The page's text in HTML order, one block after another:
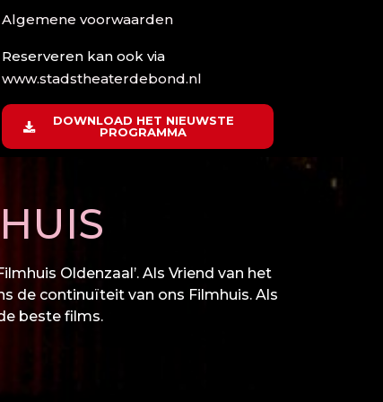
Oldenzaal’. Als Vriend van het
de continuïteit van ons Filmhuis. Als
beste films.
Algemene voorwaarden
Reserveren kan ook via
www.stadstheaterdebond.nl
DOWNLOAD HET NIEUWSTE
PROGRAMMA